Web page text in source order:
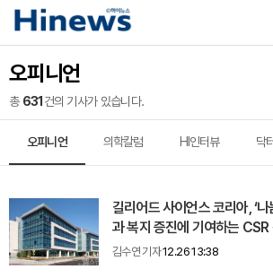
오피니언
총 631 건의 기사가 있습니다.
오피니언 의학칼럼 HI인터뷰 닥
길리어드 사이언스 코리아, ‘
과 복지 증진에 기여하는
김수연 기자12.26 13:38